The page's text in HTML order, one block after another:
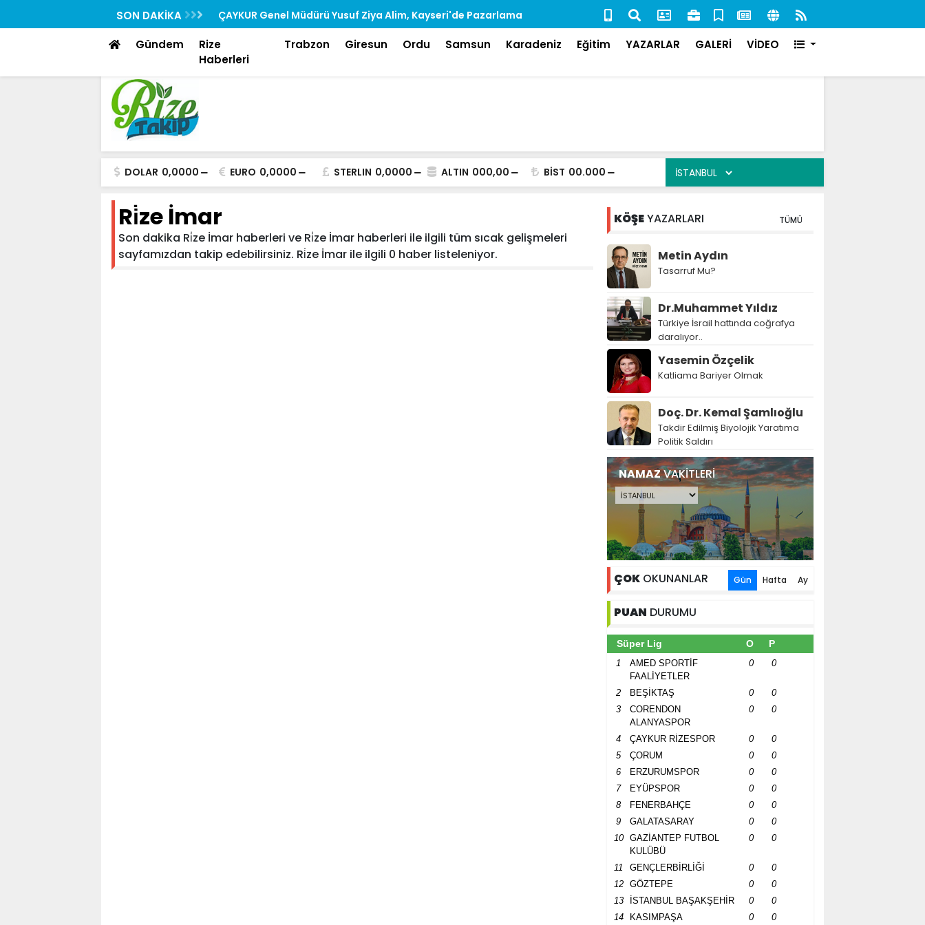
SON DAKİKA
“Rizedesin” Yayında
ÇAYKUR Genel Müdürü Yusuf Ziya Alim, Kayseri'de Pazarlama
Toplantısına Katıldı
Rize'de Aranan 84 Şahıs Yakalandı: 51'i Cezaevine Gönderildi
Gündem
Rize
Haberleri
Trabzon Giresun Ordu Samsun Karadeniz Eğitim YAZARLAR GALERİ VİDEO
DOLAR 0,0000 EURO 0,0000 STERLIN 0,0000 ALTIN 000,00 BİST 00.000
Ri̇ze İmar
Son dakika Ri̇ze İmar haberleri ve Ri̇ze İmar haberleri ile ilgili tüm sıcak gelişmeleri
sayfamızdan takip edebilirsiniz. Ri̇ze İmar ile ilgili 0 haber listeleniyor.
KÖŞEYAZARLARI TÜMÜ
Metin Aydın
Tasarruf Mu?
Dr.Muhammet Yıldız
Türkiye İsrail hattında coğrafya
daralıyor..
Yasemin Özçelik
Katliama Bariyer Olmak
Doç. Dr. Kemal Şamlıoğlu
Takdir Edilmiş Biyolojik Yaratıma
Politik Saldırı
NAMAZVAKİTLERİ
ÇOK OKUNANLAR Gün Hafta Ay
PUAN DURUMU
Süper Lig O P
1
AMED SPORTİF
FAALİYETLER
0 0
2 BEŞİKTAŞ 0
0
3
CORENDON
ALANYASPOR
0 0
4 ÇAYKUR RİZESPOR 0
0
5
ÇORUM 0
0
6
ERZURUMSPOR 0
0
7
EYÜPSPOR 0
0
8
FENERBAHÇE 0
0
9
GALATASARAY 0
0
10
GAZİANTEP FUTBOL
KULÜBÜ
0 0
11 GENÇLERBİRLİĞİ 0
0
12
GÖZTEPE 0
0
13
İSTANBUL BAŞAKŞEHİR 0
0
14
KASIMPAŞA 0 0